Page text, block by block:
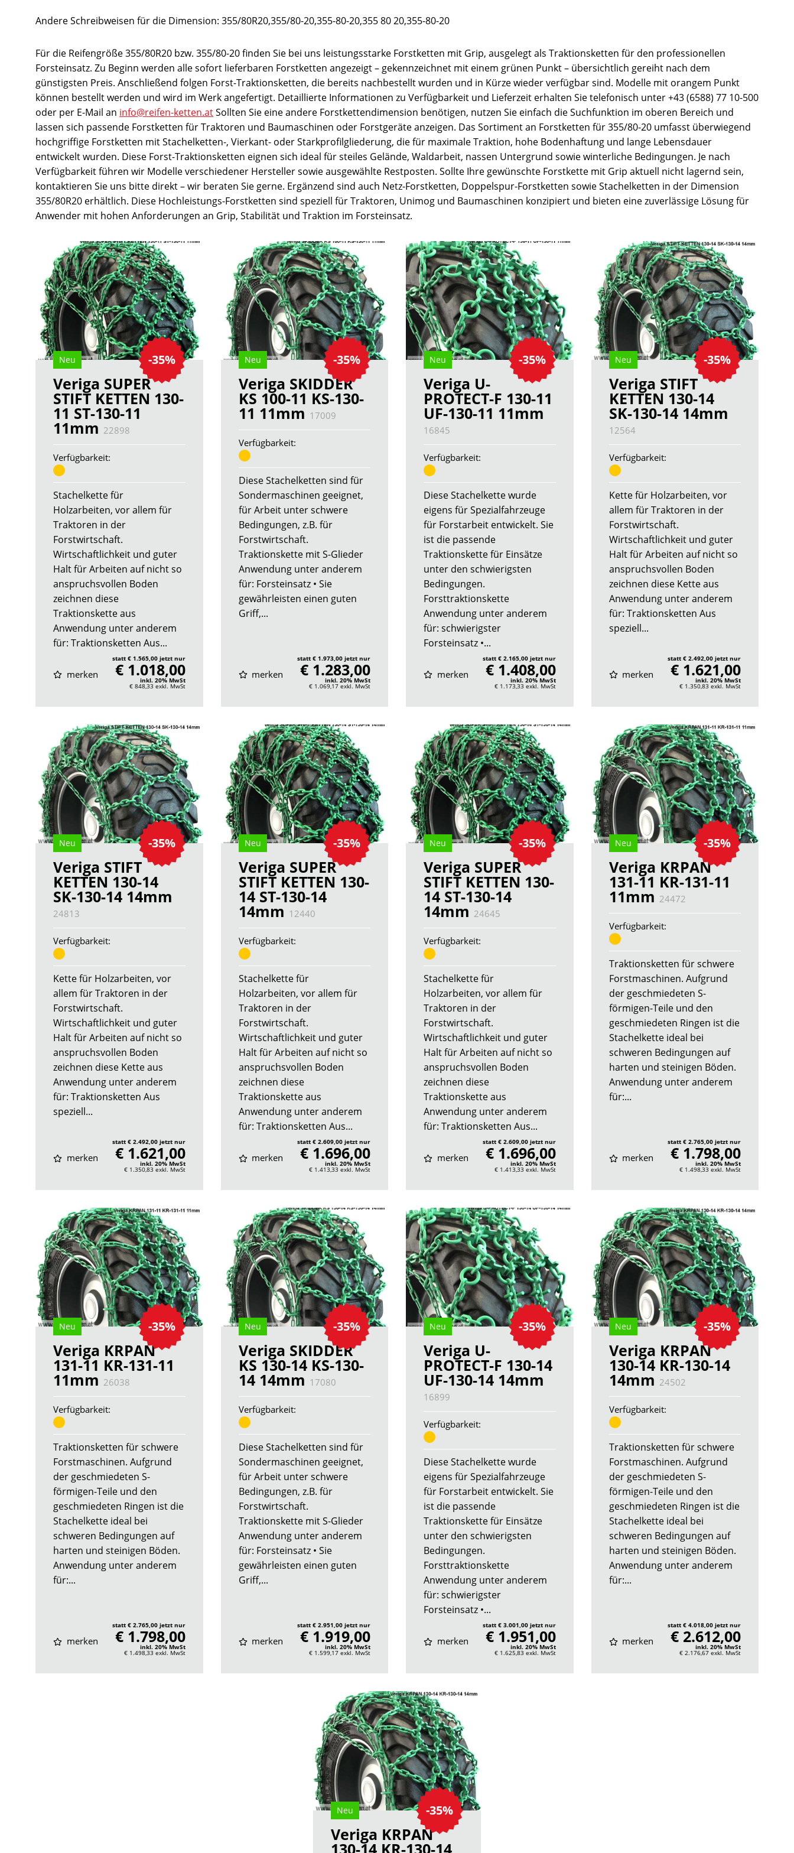
Andere Schreibweisen für die Dimension: 355/80R20,355/80-20,355-80-20,355 80 20,355-80-20
Für die Reifengröße 355/80R20 bzw. 355/80-20 finden Sie bei uns leistungsstarke Forstketten mit Grip, ausgelegt als Traktionsketten für den professionellen
Forsteinsatz. Zu Beginn werden alle sofort lieferbaren Forstketten angezeigt – gekennzeichnet mit einem grünen Punkt – übersichtlich gereiht nach dem
günstigsten Preis. Anschließend folgen Forst-Traktionsketten, die bereits nachbestellt wurden und in Kürze wieder verfügbar sind. Modelle mit orangem Punkt
können bestellt werden und wird im Werk angefertigt. Detaillierte Informationen zu Verfügbarkeit und Lieferzeit erhalten Sie telefonisch unter +43 (6588) 77 10-500
oder per E-Mail an info@reifen-ketten.atSollten Sie eine andere Forstkettendimension benötigen, nutzen Sie einfach die Suchfunktion im oberen Bereich und
lassen sich passende Forstketten für Traktoren und Baumaschinen oder Forstgeräte anzeigen. Das Sortiment an Forstketten für 355/80-20 umfasst überwiegend
hochgriffige Forstketten mit Stachelketten-, Vierkant- oder Starkprofilgliederung, die für maximale Traktion, hohe Bodenhaftung und lange Lebensdauer
entwickelt wurden. Diese Forst-Traktionsketten eignen sich ideal für steiles Gelände, Waldarbeit, nassen Untergrund sowie winterliche Bedingungen. Je nach
Verfügbarkeit führen wir Modelle verschiedener Hersteller sowie ausgewählte Restposten. Sollte Ihre gewünschte Forstkette mit Grip aktuell nicht lagernd sein,
kontaktieren Sie uns bitte direkt – wir beraten Sie gerne. Ergänzend sind auch Netz-Forstketten, Doppelspur-Forstketten sowie Stachelketten in der Dimension
355/80R20 erhältlich. Diese Hochleistungs-Forstketten sind speziell für Traktoren, Unimog und Baumaschinen konzipiert und bieten eine zuverlässige Lösung für
Anwender mit hohen Anforderungen an Grip, Stabilität und Traktion im Forsteinsatz.
-35%
Neu
Veriga SUPER
STIFT KETTEN 130-
11 ST-130-11
11mm 22898
Verfügbarkeit:
Stachelkette für
Holzarbeiten, vor allem für
Traktoren in der
Forstwirtschaft.
Wirtschaftlichkeit und guter
Halt für Arbeiten auf nicht so
anspruchsvollen Boden
zeichnen diese
Traktionskette aus
Anwendung unter anderem
für: Traktionsketten Aus...
merken
statt € 1.565,00 jetzt nur
€ 1.018,00
inkl. 20% MwSt
€ 848,33 exkl. MwSt
-35%
Neu
Veriga SKIDDER
KS 100-11 KS-130-
11 11mm 17009
Verfügbarkeit:
Diese Stachelketten sind für
Sondermaschinen geeignet,
für Arbeit unter schwere
Bedingungen, z.B. für
Forstwirtschaft.
Traktionskette mit S-Glieder
Anwendung unter anderem
für: Forsteinsatz • Sie
gewährleisten einen guten
Griff,...
merken
statt € 1.973,00 jetzt nur
€ 1.283,00
inkl. 20% MwSt
€ 1.069,17 exkl. MwSt
-35%
Neu
Veriga U-
PROTECT-F 130-11
UF-130-11 11mm
16845
Verfügbarkeit:
Diese Stachelkette wurde
eigens für Spezialfahrzeuge
für Forstarbeit entwickelt. Sie
ist die passende
Traktionskette für Einsätze
unter den schwierigsten
Bedingungen.
Forsttraktionskette
Anwendung unter anderem
für: schwierigster
Forsteinsatz •...
merken
statt € 2.165,00 jetzt nur
€ 1.408,00
inkl. 20% MwSt
€ 1.173,33 exkl. MwSt
-35%
Neu
Veriga STIFT
KETTEN 130-14
SK-130-14 14mm
12564
Verfügbarkeit:
Kette für Holzarbeiten, vor
allem für Traktoren in der
Forstwirtschaft.
Wirtschaftlichkeit und guter
Halt für Arbeiten auf nicht so
anspruchsvollen Boden
zeichnen diese Kette aus
Anwendung unter anderem
für: Traktionsketten Aus
speziell...
merken
statt € 2.492,00 jetzt nur
€ 1.621,00
inkl. 20% MwSt
€ 1.350,83 exkl. MwSt
-35%
Neu
Veriga STIFT
KETTEN 130-14
SK-130-14 14mm
24813
Verfügbarkeit:
Kette für Holzarbeiten, vor
allem für Traktoren in der
Forstwirtschaft.
Wirtschaftlichkeit und guter
Halt für Arbeiten auf nicht so
anspruchsvollen Boden
zeichnen diese Kette aus
Anwendung unter anderem
für: Traktionsketten Aus
speziell...
merken
statt € 2.492,00 jetzt nur
€ 1.621,00
inkl. 20% MwSt
€ 1.350,83 exkl. MwSt
-35%
Neu
Veriga SUPER
STIFT KETTEN 130-
14 ST-130-14
14mm 12440
Verfügbarkeit:
Stachelkette für
Holzarbeiten, vor allem für
Traktoren in der
Forstwirtschaft.
Wirtschaftlichkeit und guter
Halt für Arbeiten auf nicht so
anspruchsvollen Boden
zeichnen diese
Traktionskette aus
Anwendung unter anderem
für: Traktionsketten Aus...
merken
statt € 2.609,00 jetzt nur
€ 1.696,00
inkl. 20% MwSt
€ 1.413,33 exkl. MwSt
-35%
Neu
Veriga SUPER
STIFT KETTEN 130-
14 ST-130-14
14mm 24645
Verfügbarkeit:
Stachelkette für
Holzarbeiten, vor allem für
Traktoren in der
Forstwirtschaft.
Wirtschaftlichkeit und guter
Halt für Arbeiten auf nicht so
anspruchsvollen Boden
zeichnen diese
Traktionskette aus
Anwendung unter anderem
für: Traktionsketten Aus...
merken
statt € 2.609,00 jetzt nur
€ 1.696,00
inkl. 20% MwSt
€ 1.413,33 exkl. MwSt
-35%
Neu
Veriga KRPAN
131-11 KR-131-11
11mm 24472
Verfügbarkeit:
Traktionsketten für schwere
Forstmaschinen. Aufgrund
der geschmiedeten S-
förmigen-Teile und den
geschmiedeten Ringen ist die
Stachelkette ideal bei
schweren Bedingungen auf
harten und steinigen Böden.
Anwendung unter anderem
für:...
merken
statt € 2.765,00 jetzt nur
€ 1.798,00
inkl. 20% MwSt
€ 1.498,33 exkl. MwSt
-35%
Neu
Veriga KRPAN
131-11 KR-131-11
11mm 26038
Verfügbarkeit:
Traktionsketten für schwere
Forstmaschinen. Aufgrund
der geschmiedeten S-
förmigen-Teile und den
geschmiedeten Ringen ist die
Stachelkette ideal bei
schweren Bedingungen auf
harten und steinigen Böden.
Anwendung unter anderem
für:...
merken
statt € 2.765,00 jetzt nur
€ 1.798,00
inkl. 20% MwSt
€ 1.498,33 exkl. MwSt
-35%
Neu
Veriga SKIDDER
KS 130-14 KS-130-
14 14mm 17080
Verfügbarkeit:
Diese Stachelketten sind für
Sondermaschinen geeignet,
für Arbeit unter schwere
Bedingungen, z.B. für
Forstwirtschaft.
Traktionskette mit S-Glieder
Anwendung unter anderem
für: Forsteinsatz • Sie
gewährleisten einen guten
Griff,...
merken
statt € 2.951,00 jetzt nur
€ 1.919,00
inkl. 20% MwSt
€ 1.599,17 exkl. MwSt
-35%
Neu
Veriga U-
PROTECT-F 130-14
UF-130-14 14mm
16899
Verfügbarkeit:
Diese Stachelkette wurde
eigens für Spezialfahrzeuge
für Forstarbeit entwickelt. Sie
ist die passende
Traktionskette für Einsätze
unter den schwierigsten
Bedingungen.
Forsttraktionskette
Anwendung unter anderem
für: schwierigster
Forsteinsatz •...
merken
statt € 3.001,00 jetzt nur
€ 1.951,00
inkl. 20% MwSt
€ 1.625,83 exkl. MwSt
-35%
Neu
Veriga KRPAN
130-14 KR-130-14
14mm 24502
Verfügbarkeit:
Traktionsketten für schwere
Forstmaschinen. Aufgrund
der geschmiedeten S-
förmigen-Teile und den
geschmiedeten Ringen ist die
Stachelkette ideal bei
schweren Bedingungen auf
harten und steinigen Böden.
Anwendung unter anderem
für:...
merken
statt € 4.018,00 jetzt nur
€ 2.612,00
inkl. 20% MwSt
€ 2.176,67 exkl. MwSt
-35%
Neu
Veriga KRPAN
130-14 KR-130-14